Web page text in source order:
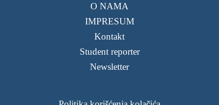
O NAMA
IMPRESUM
Kontakt
Student reporter
Newsletter